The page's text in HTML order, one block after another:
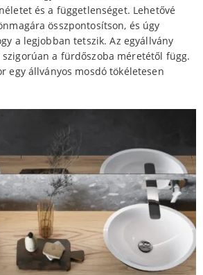
és a függetlenséget. Lehetővé
összpontosítson, és úgy
a legjobban tetszik. Az egyállvány
szigorúan a fürdőszoba méretétől függ.
egy állványos mosdó tökéletesen